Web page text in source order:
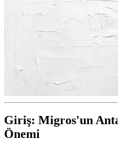
Giriş: Migros'un
Önemi